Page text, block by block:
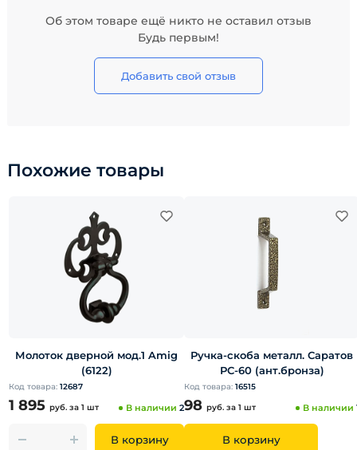
Об этом товаре ещё никто не оставил отзыв
Будь первым!
Добавить свой отзыв
Похожие товары
Молоток дверной мод.1 Amig
(6122)
Код товара: 12687
1 895 руб. за 1 шт В наличии 2
В корзину
Ручка-скоба металл. Саратов
РС-60 (ант.бронза)
Код товара: 16515
98 руб. за 1 шт В наличии
В корзину